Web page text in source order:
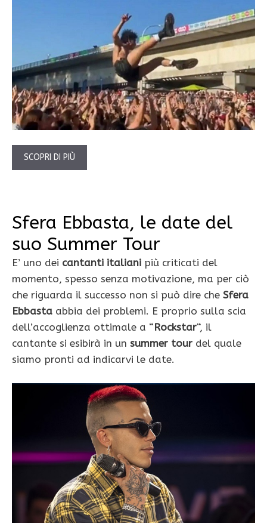
SCOPRI DI PIÙ
Sfera Ebbasta, le date del
suo Summer Tour
E’ uno dei cantanti italiani più criticati del
momento, spesso senza motivazione, ma per ciò
che riguarda il successo non si può dire che Sfera
Ebbasta abbia dei problemi. E proprio sulla scia
dell’accoglienza ottimale a “Rockstar“, il
cantante si esibirà in un summer tour del quale
siamo pronti ad indicarvi le date.